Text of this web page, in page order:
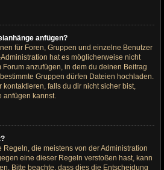
anfügen?
für Foren, Gruppen und einzelne Benutzer
hat es möglicherweise nicht
anzufügen, in dem du deinen Beitrag
Gruppen dürfen Dateien hochladen.
kontaktieren, falls du dir nicht sicher bist,
anfügen kannst.
Regeln, die meistens von der Administration
eine dieser Regeln verstoßen hast, kann
Bitte beachte, dass dies die Entscheidung